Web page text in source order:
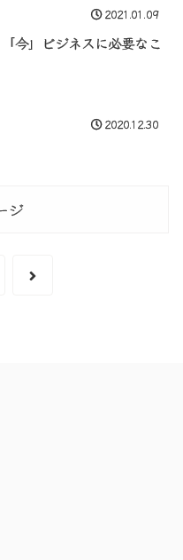
2021.01.09
今」ビジネスに必要なこ
2020.12.30
ジ
次